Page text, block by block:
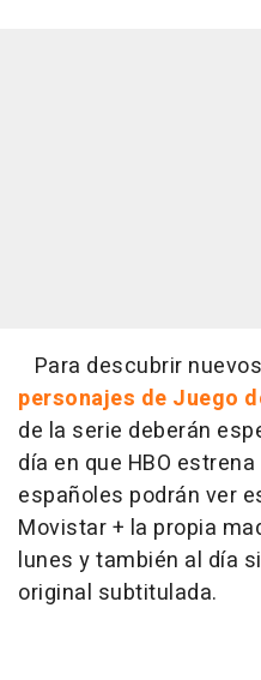
Para descubrir
personajes de Juego
de la serie deberán
día en que HBO
españoles podrán ver
Movistar + la propia
lunes y también al día
original subtitulada.